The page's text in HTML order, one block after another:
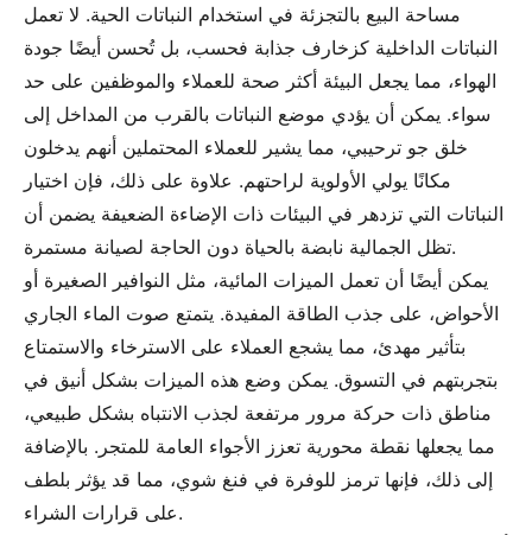
مساحة البيع بالتجزئة في استخدام النباتات الحية. لا تعمل
النباتات الداخلية كزخارف جذابة فحسب، بل تُحسن أيضًا جودة
الهواء، مما يجعل البيئة أكثر صحة للعملاء والموظفين على حد
سواء. يمكن أن يؤدي موضع النباتات بالقرب من المداخل إلى
خلق جو ترحيبي، مما يشير للعملاء المحتملين أنهم يدخلون
مكانًا يولي الأولوية لراحتهم. علاوة على ذلك، فإن اختيار
النباتات التي تزدهر في البيئات ذات الإضاءة الضعيفة يضمن أن
تظل الجمالية نابضة بالحياة دون الحاجة لصيانة مستمرة.
يمكن أيضًا أن تعمل الميزات المائية، مثل النوافير الصغيرة أو
الأحواض، على جذب الطاقة المفيدة. يتمتع صوت الماء الجاري
بتأثير مهدئ، مما يشجع العملاء على الاسترخاء والاستمتاع
بتجربتهم في التسوق. يمكن وضع هذه الميزات بشكل أنيق في
مناطق ذات حركة مرور مرتفعة لجذب الانتباه بشكل طبيعي،
مما يجعلها نقطة محورية تعزز الأجواء العامة للمتجر. بالإضافة
إلى ذلك، فإنها ترمز للوفرة في فنغ شوي، مما قد يؤثر بلطف
على قرارات الشراء.